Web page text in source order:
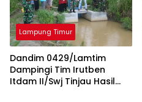
Lampung Timur
Dandim 0429/Lamtim
Dampingi Tim Irutben
Itdam II/Swj Tinjau Hasil